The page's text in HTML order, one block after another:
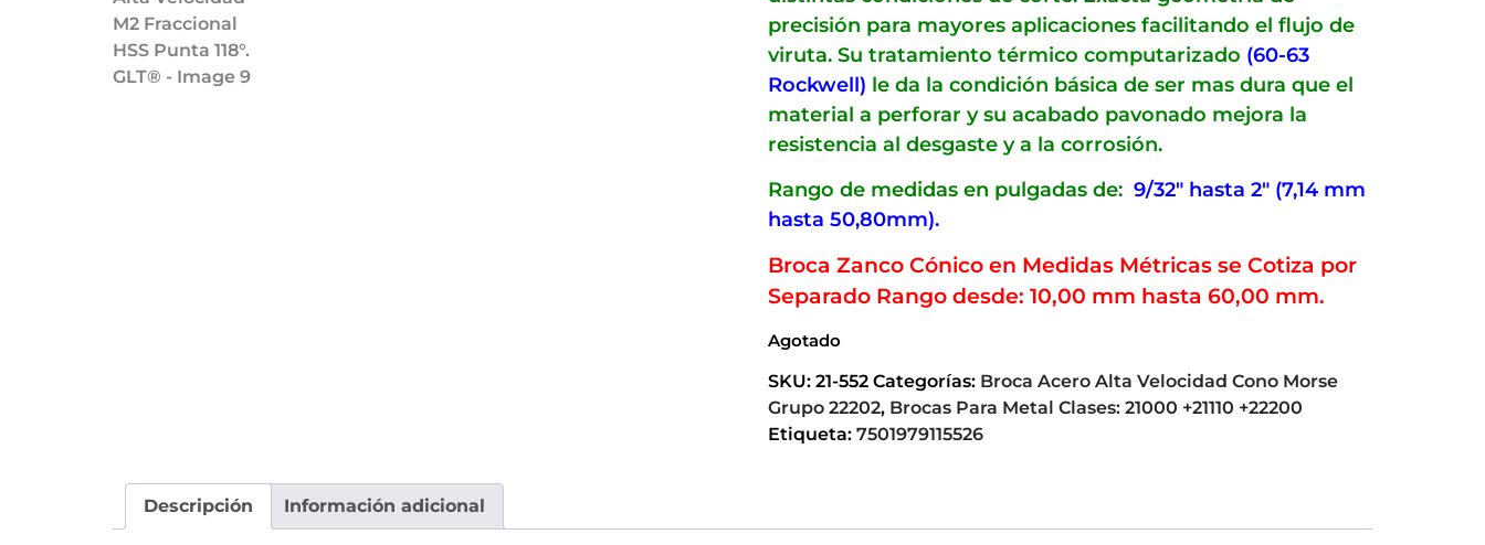
precisión para mayores aplicaciones facilitando el flujo de
viruta. Su tratamiento térmico computarizado (60-63
Rockwell) le da la condición básica de ser mas dura que el
material a perforar y su acabado pavonado mejora la
resistencia al desgaste y a la corrosión.
Rango de medidas en pulgadas de: 9/32″ hasta 2″ (7,14 mm
hasta 50,80mm).
Broca Zanco Cónico en Medidas Métricas se Cotiza por
Separado Rango desde: 10,00 mm hasta 60,00 mm.
Agotado
SKU: 21-552 Categorías: Broca Acero Alta Velocidad Cono Morse
Grupo 22202, Brocas Para Metal Clases: 21000 +21110 +22200
Etiqueta: 7501979115526
Descripción Información adicional